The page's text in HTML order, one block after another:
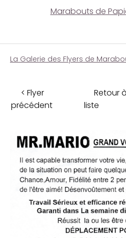
Marabouts de
La Galerie des Flyers de
< Flyer
précédent
Retour
liste